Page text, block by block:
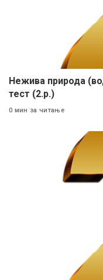
Нежива природа
тест (2.р.)
0 мин за читање